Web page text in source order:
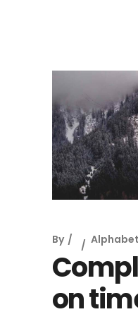
By Alphabet
on